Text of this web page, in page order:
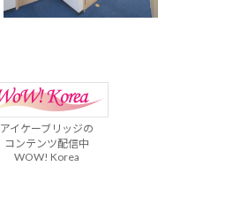
アイケーブリッジの
コンテンツ配信中
WOW! Korea